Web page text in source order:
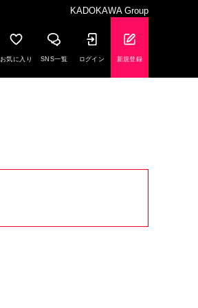
KADOKAWA Group
お気に入り SNS一覧 ログイン 新規登録